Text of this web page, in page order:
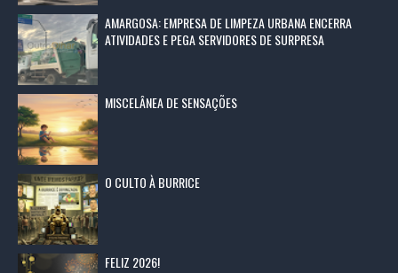
AMARGOSA: EMPRESA DE LIMPEZA URBANA ENCERRA
ATIVIDADES E PEGA SERVIDORES DE SURPRESA
MISCELÂNEA DE SENSAÇÕES
O CULTO À BURRICE
FELIZ 2026!